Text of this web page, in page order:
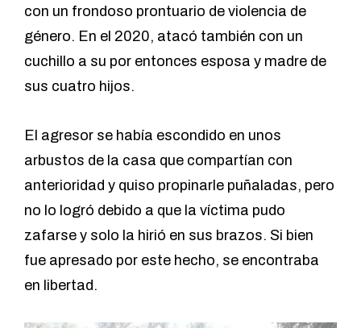
con un frondoso prontuario de violencia de
género. En el 2020, atacó también con un
cuchillo a su por entonces esposa y madre de
sus cuatro hijos.
El agresor se había escondido en unos
arbustos de la casa que compartían con
anterioridad y quiso propinarle puñaladas, pero
no lo logró debido a que la víctima pudo
zafarse y solo la hirió en sus brazos. Si bien
fue apresado por este hecho, se encontraba
en libertad.